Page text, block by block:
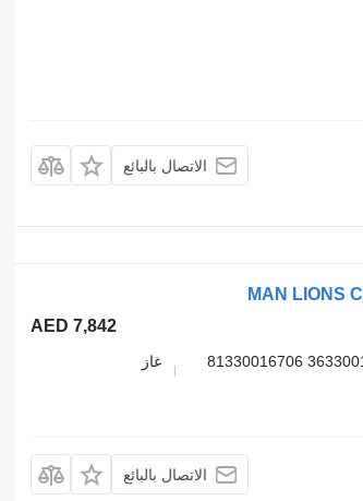
الاتصال بالبائع
AED 7,842
4181040064 4181040080 81330016713 81.33001-6713 36330016007 81330016706
غاز
الاتصال بالبائع